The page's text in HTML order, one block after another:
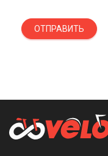
ОТПРАВИТЬ